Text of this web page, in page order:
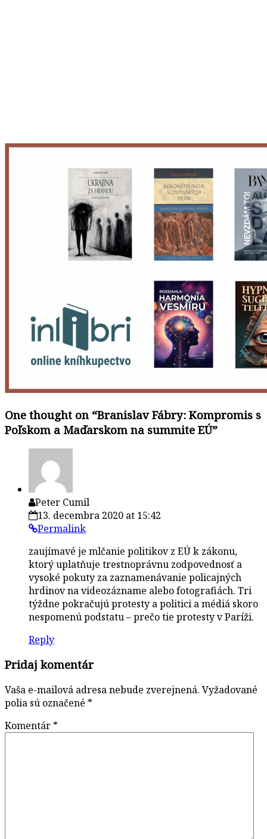
One thought on “Branislav Fábry: Kompromis s
Poľskom a Maďarskom na summite EÚ”
Peter Cumil
13. decembra 2020 at 15:42
Permalink
zaujímavé je mlčanie politikov z EÚ k zákonu,
ktorý uplatňuje trestnoprávnu zodpovednosť a
vysoké pokuty za zaznamenávanie policajných
hrdinov na videozázname alebo fotografiách. Tri
týždne pokračujú protesty a politici a médiá skoro
nespomenú podstatu – prečo tie protesty v Paríži.
Reply
Pridaj komentár
Vaša e-mailová adresa nebude zverejnená. Vyžadované
polia sú označené *
Komentár *